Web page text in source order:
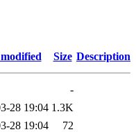
Size Description
-
28 19:04 1.3K
28 19:04
72